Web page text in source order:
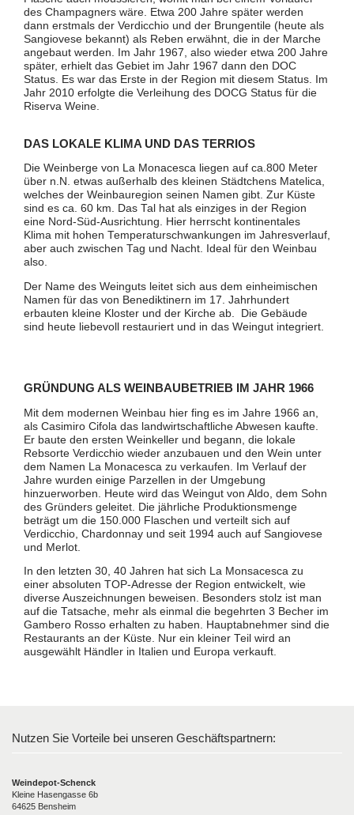
des Champagners wäre. Etwa 200 Jahre später werden
dann erstmals der Verdicchio und der Brungentile (heute als
Sangiovese bekannt) als Reben erwähnt, die in der Marche
angebaut werden. Im Jahr 1967, also wieder etwa 200 Jahre
später, erhielt das Gebiet im Jahr 1967 dann den DOC
Status. Es war das Erste in der Region mit diesem Status. Im
Jahr 2010 erfolgte die Verleihung des DOCG Status für die
Riserva Weine.
DAS LOKALE KLIMA UND DAS TERRIOS
Die Weinberge von La Monacesca liegen auf ca.800 Meter
über n.N. etwas außerhalb des kleinen Städtchens Matelica,
welches der Weinbauregion seinen Namen gibt. Zur Küste
sind es ca. 60 km. Das Tal hat als einziges in der Region
eine Nord-Süd-Ausrichtung. Hier herrscht kontinentales
Klima mit hohen Temperaturschwankungen im Jahresverlauf,
aber auch zwischen Tag und Nacht. Ideal für den Weinbau
also.
Der Name des Weinguts leitet sich aus dem einheimischen
Namen für das von Benediktinern im 17. Jahrhundert
erbauten kleine Kloster und der Kirche ab. Die Gebäude
sind heute liebevoll restauriert und in das Weingut integriert.
GRÜNDUNG ALS WEINBAUBETRIEB IM JAHR 1966
Mit dem modernen Weinbau hier fing es im Jahre 1966 an,
als Casimiro Cifola das landwirtschaftliche Abwesen kaufte.
Er baute den ersten Weinkeller und begann, die lokale
Rebsorte Verdicchio wieder anzubauen und den Wein unter
dem Namen La Monacesca zu verkaufen. Im Verlauf der
Jahre wurden einige Parzellen in der Umgebung
hinzuerworben. Heute wird das Weingut von Aldo, dem Sohn
des Gründers geleitet. Die jährliche Produktionsmenge
beträgt um die 150.000 Flaschen und verteilt sich auf
Verdicchio, Chardonnay und seit 1994 auch auf Sangiovese
und Merlot.
In den letzten 30, 40 Jahren hat sich La Monsacesca zu
einer absoluten TOP-Adresse der Region entwickelt, wie
diverse Auszeichnungen beweisen. Besonders stolz ist man
auf die Tatsache, mehr als einmal die begehrten 3 Becher im
Gambero Rosso erhalten zu haben. Hauptabnehmer sind die
Restaurants an der Küste. Nur ein kleiner Teil wird an
ausgewählt Händler in Italien und Europa verkauft.
Nutzen Sie Vorteile bei unseren Geschäftspartnern:
Weindepot-Schenck
Kleine Hasengasse 6b
64625 Bensheim